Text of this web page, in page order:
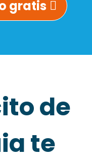
gratis
de
te